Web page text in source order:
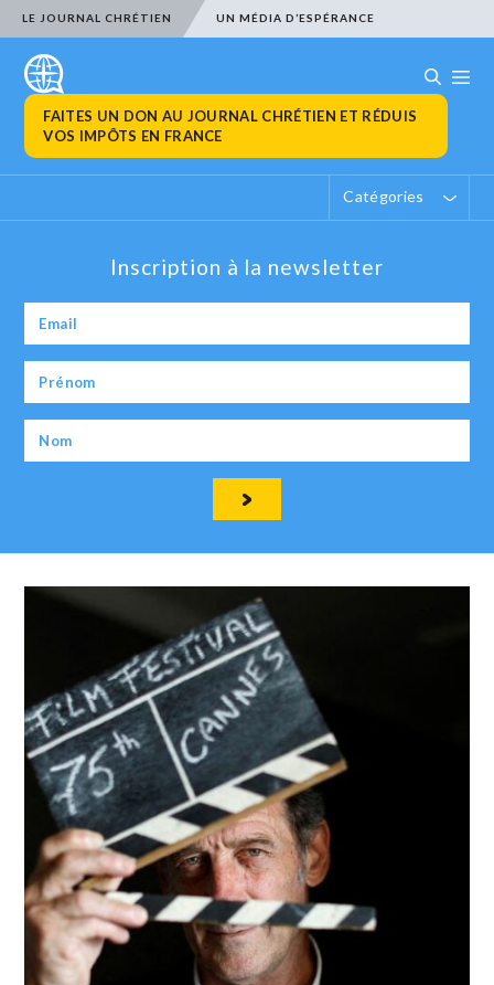
LE JOURNAL CHRÉTIEN UN MÉDIA D’ESPÉRANCE
FAITES UN DON AU JOURNAL CHRÉTIEN ET RÉDUIS
VOS IMPÔTS EN FRANCE
Catégories
Inscription à la newsletter